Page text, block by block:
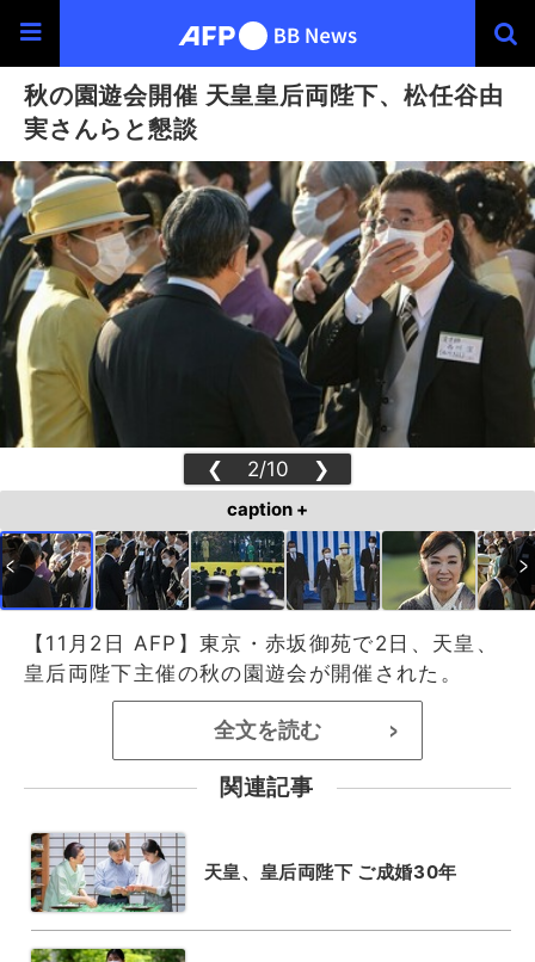
秋の園遊会開催 天皇皇后両陛下、松任谷由
実さんらと懇談
❮ 2/10 ❯
caption +
【11月2日 AFP】東京・赤坂御苑で2日、天皇、
皇后両陛下主催の秋の園遊会が開催された。
全文を読む >
関連記事
天皇、皇后両陛下 ご成婚30年